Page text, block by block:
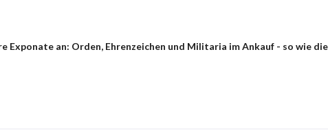
Exponate an: Orden, Ehrenzeichen und Militaria im Ankauf - so wie